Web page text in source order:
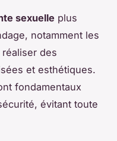
sexuelle plus
notamment les
des
et esthétiques.
fondamentaux
évitant toute